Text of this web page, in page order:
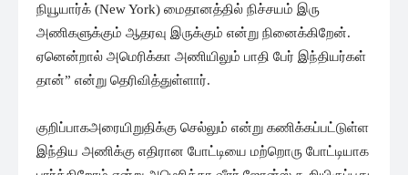
நியூயார்க் (New York) மைதானத்தில் நிச்சயம் இரு
அணிகளுக்கும் ஆதரவு இருக்கும் என்று நினைக்கிறேன்.
ஏனென்றால் அமெரிக்கா அணியிலும் பாதி பேர் இந்தியர்கள்
தான்” என்று தெரிவித்துள்ளார்.
குறிப்பாகஅரையிறுதிக்கு செல்லும் என்று கணிக்கப்பட்டுள்ள
இந்திய அணிக்கு எதிரான போட்டியை மற்றொரு போட்டியாக